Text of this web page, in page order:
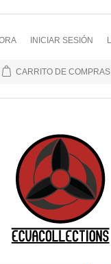
INICIAR SESIÓN
CARRITO DE COMPRAS